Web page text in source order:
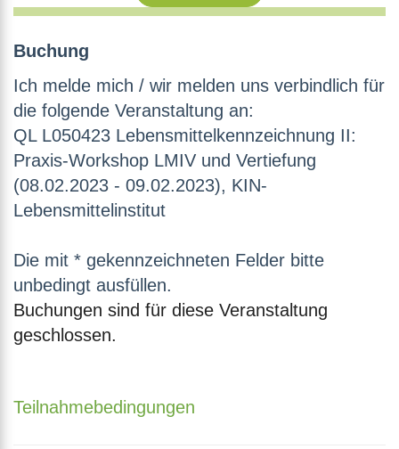
Buchung
Ich melde mich / wir melden uns verbindlich für
die folgende Veranstaltung an:
QL L050423 Lebensmittelkennzeichnung II:
Praxis-Workshop LMIV und Vertiefung
(08.02.2023 - 09.02.2023), KIN-
Lebensmittelinstitut
Die mit * gekennzeichneten Felder bitte
unbedingt ausfüllen.
Buchungen sind für diese Veranstaltung
geschlossen.
Teilnahmebedingungen